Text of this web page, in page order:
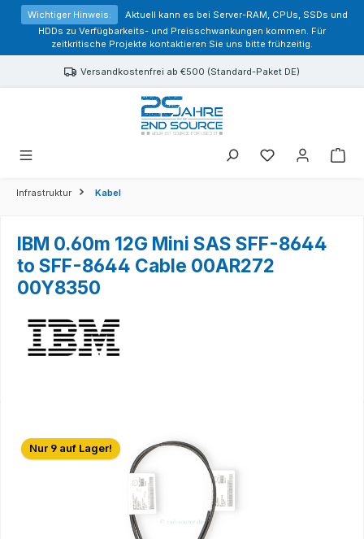
springen
Wichtiger Hinweis:
Aktuell kann es bei Server-RAM, CPUs, SSDs und
HDDs zu Verfügbarkeits- und Preisschwankungen kommen. Für
zeitkritische Projekte kontaktieren Sie uns bitte frühzeitig.
Versandkostenfrei ab €500 (Standard-Paket DE)
Sie haben 0
Infrastruktur Kabel
IBM 0.60m 12G Mini SAS SFF-8644
to SFF-8644 Cable 00AR272
00Y8350
Bildergalerie überspringen
Nur 9 auf Lager!